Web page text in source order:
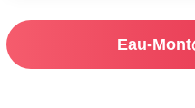
Eau-Mont